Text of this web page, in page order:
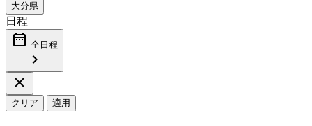
日程
date_range 全日程
chevron_right
close
クリア 適用